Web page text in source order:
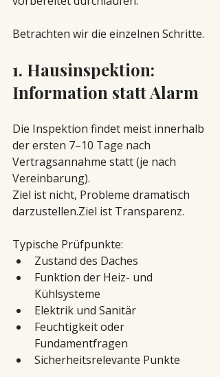
Betrachten wir die einzelnen Schritte.
1. Hausinspektion:
Information statt Alarm
Die Inspektion findet meist innerhalb
der ersten 7–10 Tage nach
Vertragsannahme statt (je nach
Vereinbarung).
Ziel ist nicht, Probleme dramatisch
darzustellen.Ziel ist Transparenz.
Typische Prüfpunkte:
Zustand des Daches
Funktion der Heiz- und
Kühlsysteme
Elektrik und Sanitär
Feuchtigkeit oder
Fundamentfragen
Sicherheitsrelevante Punkte